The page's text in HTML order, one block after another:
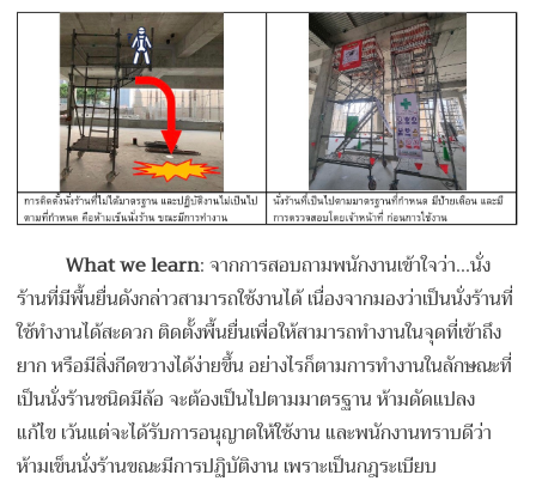
What we learn: จากการสอบถามพนักงานเข้าใจว่า...นั่ง
ร้านที่มีพื้นยื่นดังกล่าวสามารถใช้งานได้ เนื่องจากมองว่าเป็นนั่งร้านที่
ใช้ทำงานได้สะดวก ติดตั้งพื้นยื่นเพื่อให้สามารถทำงานในจุดที่เข้าถึง
ยาก หรือมีสิ่งกีดขวางได้ง่ายขึ้น อย่างไรก็ตามการทำงานในลักษณะที่
เป็นนั่งร้านชนิดมีล้อ จะต้องเป็นไปตามมาตรฐาน ห้ามดัดแปลง
แก้ไข เว้นแต่จะได้รับการอนุญาตให้ใช้งาน และพนักงานทราบดีว่า
ห้ามเข็นนั่งร้านขณะมีการปฏิบัติงาน เพราะเป็นกฎระเบียบ